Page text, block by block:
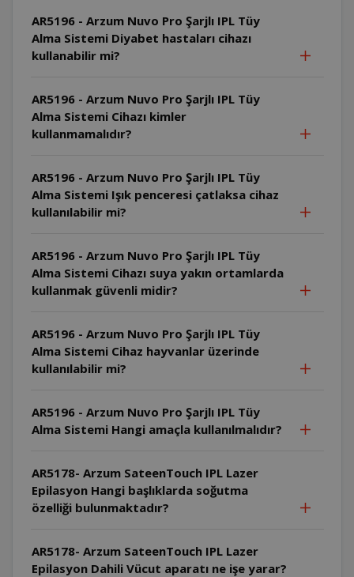
AR5196 - Arzum Nuvo Pro Şarjlı IPL Tüy
Alma Sistemi Diyabet hastaları cihazı
kullanabilir mi?
AR5196 - Arzum Nuvo Pro Şarjlı IPL Tüy
Alma Sistemi Cihazı kimler
kullanmamalıdır?
AR5196 - Arzum Nuvo Pro Şarjlı IPL Tüy
Alma Sistemi Işık penceresi çatlaksa cihaz
kullanılabilir mi?
AR5196 - Arzum Nuvo Pro Şarjlı IPL Tüy
Alma Sistemi Cihazı suya yakın ortamlarda
kullanmak güvenli midir?
AR5196 - Arzum Nuvo Pro Şarjlı IPL Tüy
Alma Sistemi Cihaz hayvanlar üzerinde
kullanılabilir mi?
AR5196 - Arzum Nuvo Pro Şarjlı IPL Tüy
Alma Sistemi Hangi amaçla kullanılmalıdır?
AR5178- Arzum SateenTouch IPL Lazer
Epilasyon Hangi başlıklarda soğutma
özelliği bulunmaktadır?
AR5178- Arzum SateenTouch IPL Lazer
Epilasyon Dahili Vücut aparatı ne işe yarar?